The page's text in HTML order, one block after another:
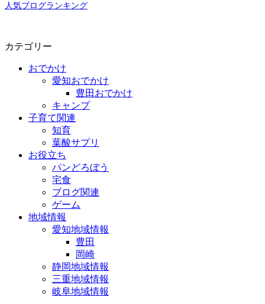
人気ブログランキング
カテゴリー
おでかけ
愛知おでかけ
豊田おでかけ
キャンプ
子育て関連
知育
葉酸サプリ
お役立ち
パンどろぼう
宅食
ブログ関連
ゲーム
地域情報
愛知地域情報
豊田
岡崎
静岡地域情報
三重地域情報
岐阜地域情報